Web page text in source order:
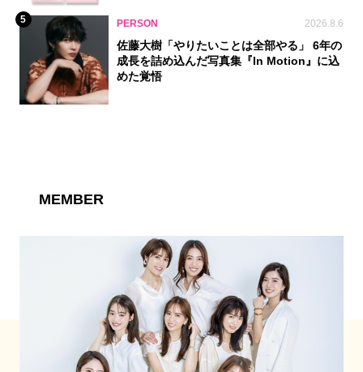
5 PERSON 2026.8.6
佐藤大樹「やりたいことは全部やる」 6年の
成長を詰め込んだ写真集『In Motion』に込
めた覚悟
MEMBER